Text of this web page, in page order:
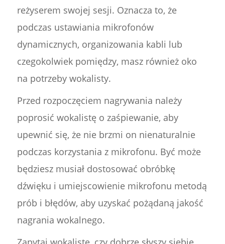
reżyserem swojej sesji. Oznacza to, że
podczas ustawiania mikrofonów
dynamicznych, organizowania kabli lub
czegokolwiek pomiędzy, masz również oko
na potrzeby wokalisty.
Przed rozpoczęciem nagrywania należy
poprosić wokalistę o zaśpiewanie, aby
upewnić się, że nie brzmi on nienaturalnie
podczas korzystania z mikrofonu. Być może
będziesz musiał dostosować obróbkę
dźwięku i umiejscowienie mikrofonu metodą
prób i błędów, aby uzyskać pożądaną jakość
nagrania wokalnego.